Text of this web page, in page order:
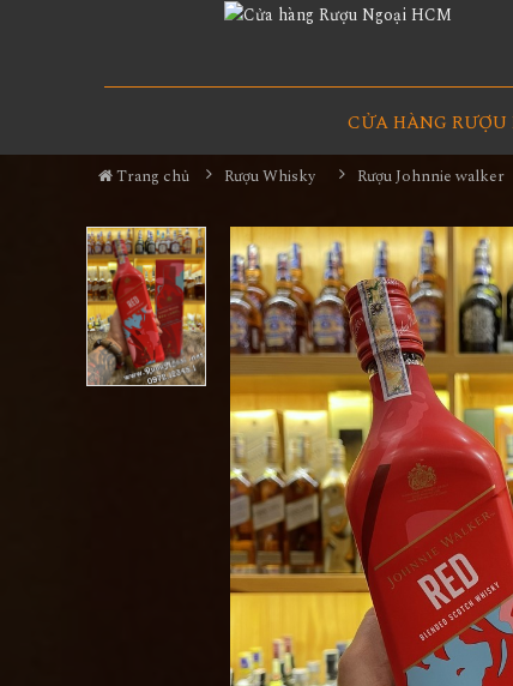
CỬA HÀNG
Trang chủ Rượu Whisky Rượu Johnnie walker